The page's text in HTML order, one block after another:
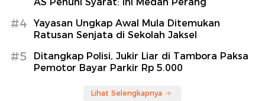
AS Penuhi Syarat: Ini Medan Perang
#4
Yayasan Ungkap Awal Mula Ditemukan
Ratusan Senjata di Sekolah Jaksel
#5
Ditangkap Polisi, Jukir Liar di Tambora Paksa
Pemotor Bayar Parkir Rp 5.000
Lihat Selengkapnya